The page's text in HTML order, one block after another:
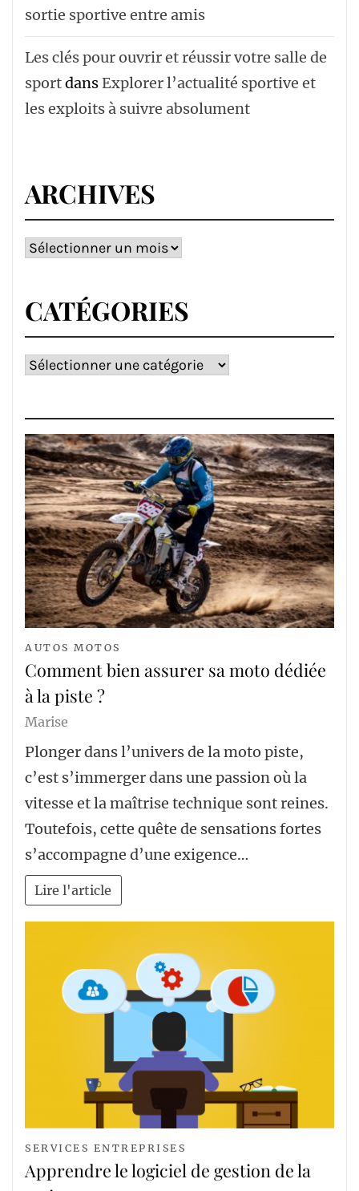
sortie sportive entre amis
Les clés pour ouvrir et réussir votre salle de
sportdansExplorer l’actualité sportive et
les exploits à suivre absolument
ARCHIVES
Archives
CATÉGORIES
Catégories
AUTOS MOTOS
Comment bien assurer sa moto dédiée
à la piste ?
Marise
Plonger dans l’univers de la moto piste,
c’est s’immerger dans une passion où la
vitesse et la maîtrise technique sont reines.
Toutefois, cette quête de sensations fortes
s’accompagne d’une exigence…
Lire l'article
SERVICES ENTREPRISES
Apprendre le logiciel de gestion de la